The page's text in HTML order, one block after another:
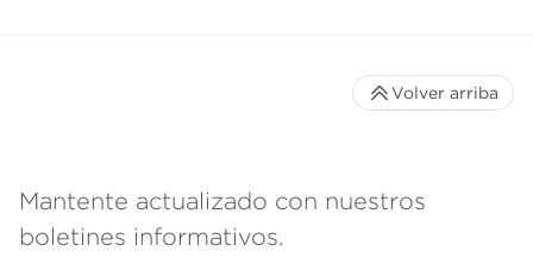
Mantente actualizado con nuestros
boletines informativos.
Volver arriba